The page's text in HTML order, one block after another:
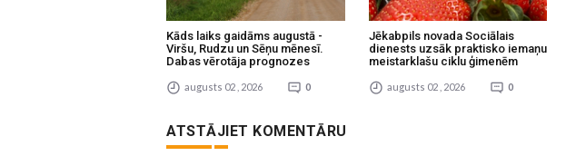
Kāds laiks gaidāms augustā -
Viršu, Rudzu un Sēņu mēnesī.
Dabas vērotāja prognozes
augusts 02 , 2026 0
Jēkabpils novada Sociālais
dienests uzsāk praktisko iemaņu
meistarklašu ciklu ģimenēm
augusts 02 , 2026 0
ATSTĀJIET KOMENTĀRU